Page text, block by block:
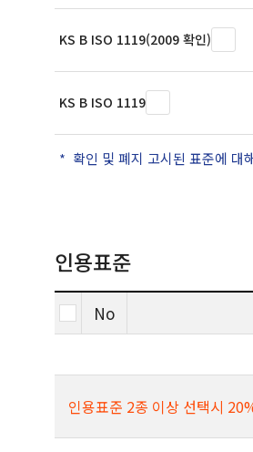
KS B ISO 1119(2009 확인)
KS B ISO 1119
확인 및 폐지 고시된 표준에 대
인용표준
No
인용표준 2종 이상 선택시